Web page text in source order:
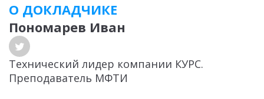
О ДОКЛАДЧИКЕ
Пономарев Иван
Технический лидер компании КУРС.
Преподаватель МФТИ